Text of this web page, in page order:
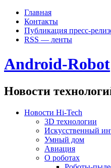
Главная
Контакты
Публикация пресс-
RSS — ленты
Android-Robot
Новости
Новости Hi-Tech
3D технологии
Искусственный
Умный дом
Авиация
О роботах